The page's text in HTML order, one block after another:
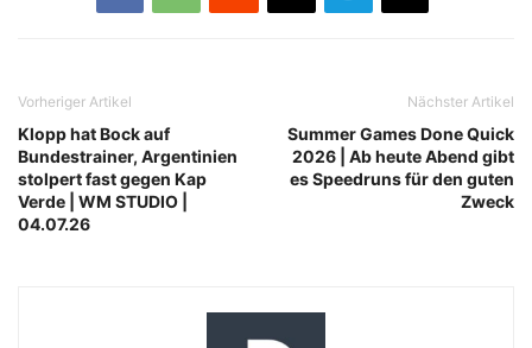
Vorheriger Artikel
Klopp hat Bock auf
Bundestrainer, Argentinien
stolpert fast gegen Kap
Verde | WM STUDIO |
04.07.26
Nächster Artikel
Summer Games Done Quick
2026 | Ab heute Abend gibt
es Speedruns für den guten
Zweck